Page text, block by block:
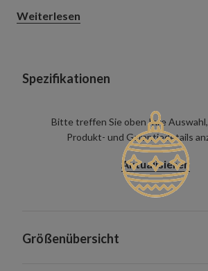
elegantes, festliches Ambiente, ohne zu
Weiterlesen
Spezifikationen
Bitte treffen Sie oben Ihre
Produkt- und Garantiedetails
Aktualisieren
Größenübersicht